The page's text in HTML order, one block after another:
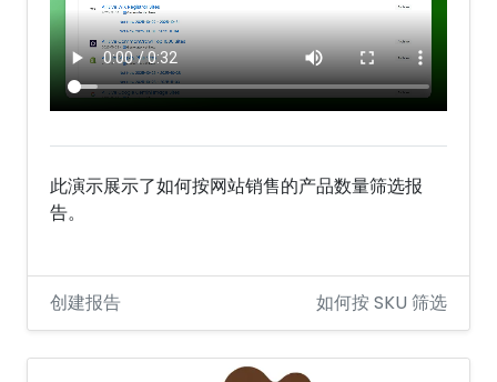
此演示展示了如何按网站销售的产品数量筛选报
告。
创建报告 如何按 SKU 筛选